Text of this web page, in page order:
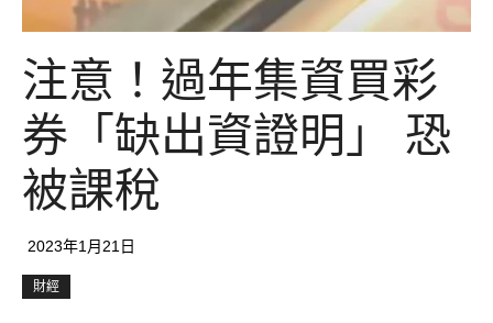
注意！過年集資買彩
券「缺出資證明」 恐
被課稅
2023年1月21日
財經